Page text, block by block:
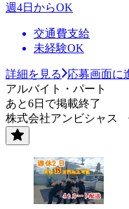
週4日からOK
交通費支給
未経験OK
詳細を見る
応募画面に
アルバイト・パート
あと6日で掲載終了
株式会社アンビシャス